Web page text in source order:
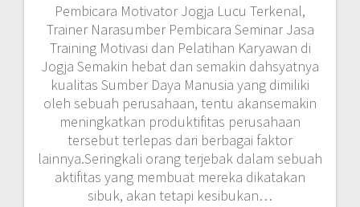
Pembicara Motivator Jogja Lucu Terkenal,
Trainer Narasumber Pembicara Seminar Jasa
Training Motivasi dan Pelatihan Karyawan di
Jogja Semakin hebat dan semakin dahsyatnya
kualitas Sumber Daya Manusia yang dimiliki
oleh sebuah perusahaan, tentu akansemakin
meningkatkan produktifitas perusahaan
tersebut terlepas dari berbagai faktor
lainnya.Seringkali orang terjebak dalam sebuah
aktifitas yang membuat mereka dikatakan
sibuk, akan tetapi kesibukan…